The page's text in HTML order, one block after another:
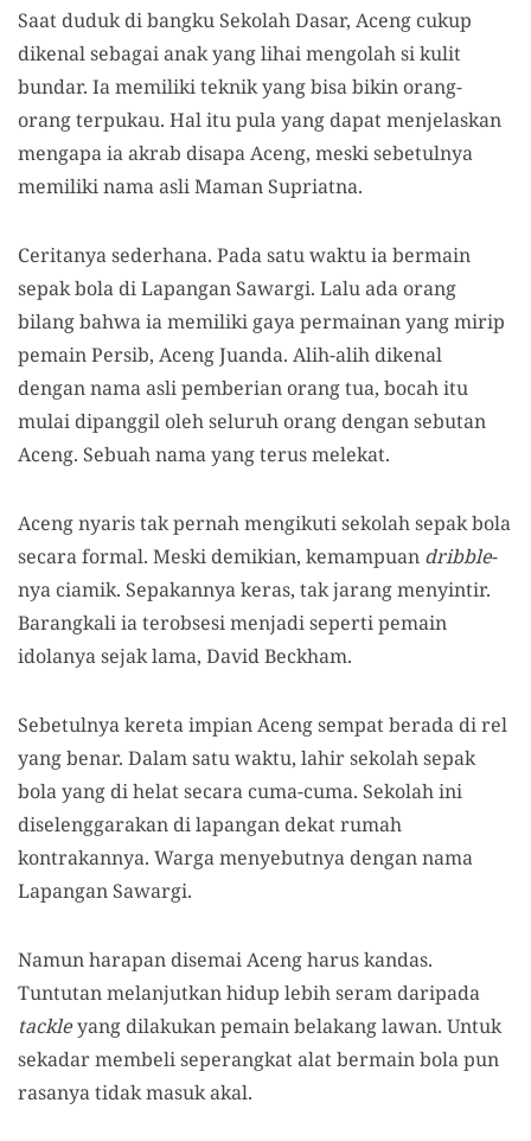
Saat duduk di bangku Sekolah Dasar, Aceng cukup
dikenal sebagai anak yang lihai mengolah si kulit
bundar. Ia memiliki teknik yang bisa bikin orang-
orang terpukau. Hal itu pula yang dapat menjelaskan
mengapa ia akrab disapa Aceng, meski sebetulnya
memiliki nama asli Maman Supriatna.
Ceritanya sederhana. Pada satu waktu ia bermain
sepak bola di Lapangan Sawargi. Lalu ada orang
bilang bahwa ia memiliki gaya permainan yang mirip
pemain Persib, Aceng Juanda. Alih-alih dikenal
dengan nama asli pemberian orang tua, bocah itu
mulai dipanggil oleh seluruh orang dengan sebutan
Aceng. Sebuah nama yang terus melekat.
Aceng nyaris tak pernah mengikuti sekolah sepak bola
secara formal. Meski demikian, kemampuan dribble-
nya ciamik. Sepakannya keras, tak jarang menyintir.
Barangkali ia terobsesi menjadi seperti pemain
idolanya sejak lama, David Beckham.
Sebetulnya kereta impian Aceng sempat berada di rel
yang benar. Dalam satu waktu, lahir sekolah sepak
bola yang di helat secara cuma-cuma. Sekolah ini
diselenggarakan di lapangan dekat rumah
kontrakannya. Warga menyebutnya dengan nama
Lapangan Sawargi.
Namun harapan disemai Aceng harus kandas.
Tuntutan melanjutkan hidup lebih seram daripada
tackleyang dilakukan pemain belakang lawan. Untuk
sekadar membeli seperangkat alat bermain bola pun
rasanya tidak masuk akal.